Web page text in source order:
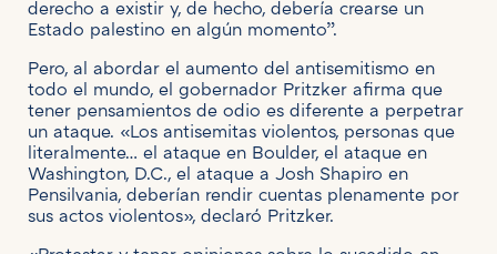
derecho a existir y, de hecho, debería crearse un
Estado palestino en algún momento”.
Pero, al abordar el aumento del antisemitismo en
todo el mundo, el gobernador Pritzker afirma que
tener pensamientos de odio es diferente a perpetrar
un ataque. «Los antisemitas violentos, personas que
literalmente… el ataque en Boulder, el ataque en
Washington, D.C., el ataque a Josh Shapiro en
Pensilvania, deberían rendir cuentas plenamente por
sus actos violentos», declaró Pritzker.